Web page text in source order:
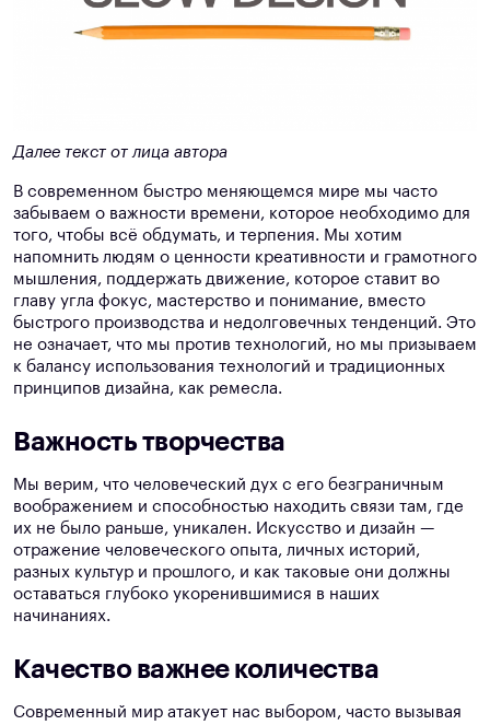
Далее текст от лица автора
В современном быстро меняющемся мире мы часто
забываем о важности времени, которое необходимо для
того, чтобы всё обдумать, и терпения. Мы хотим
напомнить людям о ценности креативности и грамотного
мышления, поддержать движение, которое ставит во
главу угла фокус, мастерство и понимание, вместо
быстрого производства и недолговечных тенденций. Это
не означает, что мы против технологий, но мы призываем
к балансу использования технологий и традиционных
принципов дизайна, как ремесла.
Важность творчества
Мы верим, что человеческий дух с его безграничным
воображением и способностью находить связи там, где
их не было раньше, уникален. Искусство и дизайн —
отражение человеческого опыта, личных историй,
разных культур и прошлого, и как таковые они должны
оставаться глубоко укоренившимися в наших
начинаниях.
Качество важнее количества
Современный мир атакует нас выбором, часто вызывая